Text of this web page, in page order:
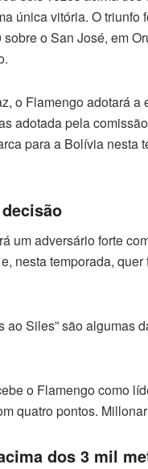
única vitória. O
sobre o San José, em
o Flamengo adotará
adotada pela
para a Bolívia nesta
um adversário forte
nesta temporada,
ao Siles” são
o Flamengo como
quatro pontos.
dos 3 mil